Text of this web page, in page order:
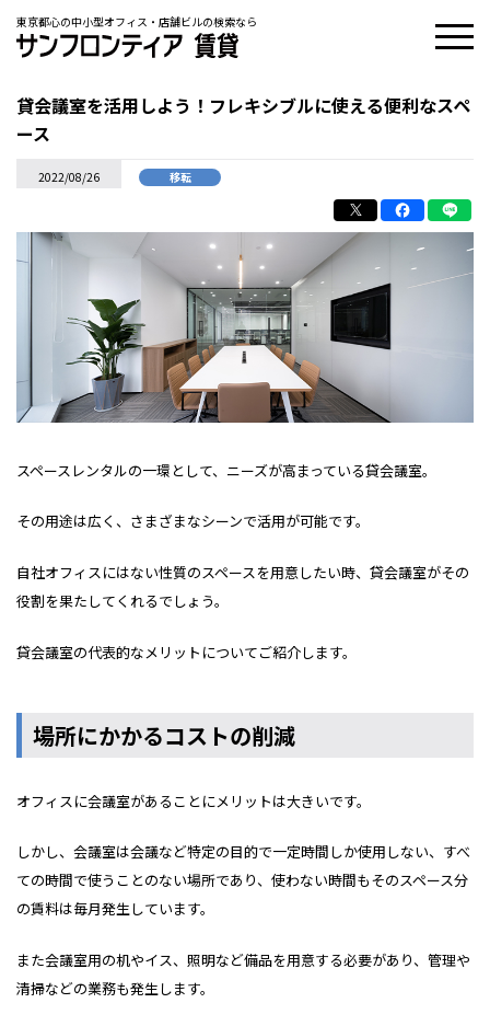
東京都心の中小型オフィス・店舗ビルの検索なら
貸会議室を活用しよう！フレキシブルに使える便利なスペ
ース
2022/08/26 移転
スペースレンタルの一環として、ニーズが高まっている貸会議室。
その用途は広く、さまざまなシーンで活用が可能です。
自社オフィスにはない性質のスペースを用意したい時、貸会議室がその
役割を果たしてくれるでしょう。
貸会議室の代表的なメリットについてご紹介します。
場所にかかるコストの削減
オフィスに会議室があることにメリットは大きいです。
しかし、会議室は会議など特定の目的で一定時間しか使用しない、すべ
ての時間で使うことのない場所であり、使わない時間もそのスペース分
の賃料は毎月発生しています。
また会議室用の机やイス、照明など備品を用意する必要があり、管理や
清掃などの業務も発生します。